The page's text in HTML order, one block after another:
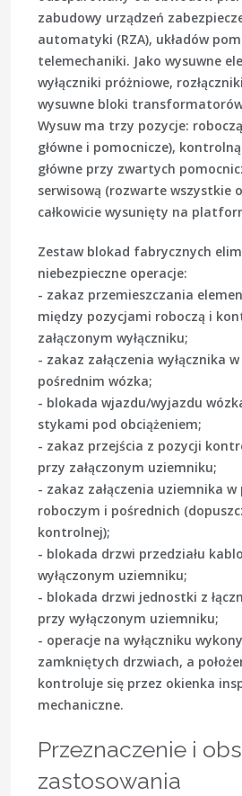
zabudowy urządzeń
automatyki (RZA), układów
telemechaniki. Jako wysuwne
wyłączniki próżniowe,
wysuwne bloki
Wysuw ma trzy pozycje:
główne i pomocnicze),
główne przy zwartych
serwisową (rozwarte wszystkie
całkowicie wysunięty na
Zestaw blokad fabrycznych
niebezpieczne operacje:
- zakaz przemieszczania
między pozycjami roboczą i
załączonym wyłączniku;
- zakaz załączenia wyłącznika
pośrednim wózka;
- blokada wjazdu/wyjazdu
stykami pod obciążeniem;
- zakaz przejścia z pozycji
przy załączonym uziemniku;
- zakaz załączenia uziemnika w
roboczym i pośrednich
kontrolnej);
- blokada drzwi przedziału
wyłączonym uziemniku;
- blokada drzwi jednostki z
przy wyłączonym uziemniku;
- operacje na wyłączniku
zamkniętych drzwiach, a
kontroluje się przez okienka
mechaniczne.
Przeznaczenie i
zastosowania